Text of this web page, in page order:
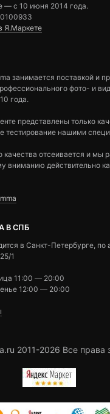
— c 10 июня 2014 года.
Я.Маркете
занимается поставкой и
фото- и
года.
представлены только
тестирование нашими
качества отсеивается и мы
вниманию действительно
В СПБ
в Санкт-Петербурге, по
1
11:00 — 20:00
12:00 — 20:00
2011-2026 Все